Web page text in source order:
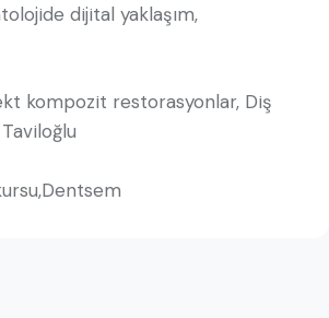
dijital yaklaşım,
kompozit restorasyonlar, Diş